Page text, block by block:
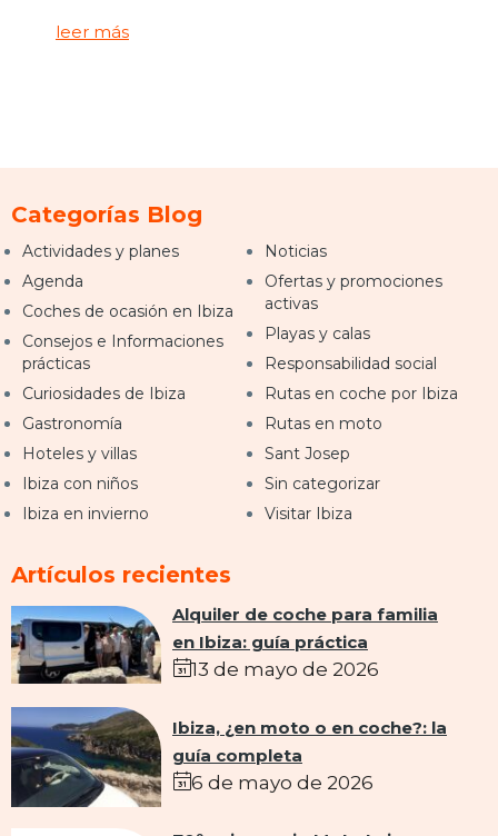
leer más
Categorías Blog
Actividades y planes
Agenda
Coches de ocasión en Ibiza
Consejos e Informaciones
prácticas
Curiosidades de Ibiza
Gastronomía
Hoteles y villas
Ibiza con niños
Ibiza en invierno
Noticias
Ofertas y promociones
activas
Playas y calas
Responsabilidad social
Rutas en coche por Ibiza
Rutas en moto
Sant Josep
Sin categorizar
Visitar Ibiza
Artículos recientes
Alquiler de coche para familia
en Ibiza: guía práctica
13 de mayo de 2026
Ibiza, ¿en moto o en coche?: la
guía completa
6 de mayo de 2026